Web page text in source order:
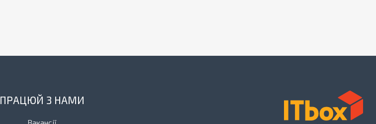
ПРАЦЮЙ З НАМИ